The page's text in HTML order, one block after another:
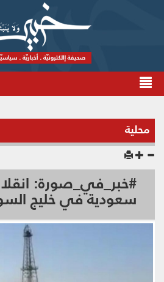
محلية
#خبر_في_صورة:
سعودية في خليج